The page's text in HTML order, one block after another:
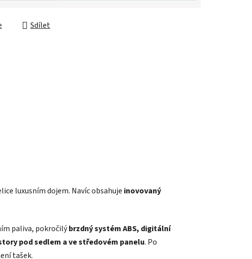
Sdílet
luxusním dojem. Navíc obsahuje inovovaný
paliva, pokročilýbrzdný systém ABS, digitální
pod sedlem a ve středovém panelu. Po
tašek.